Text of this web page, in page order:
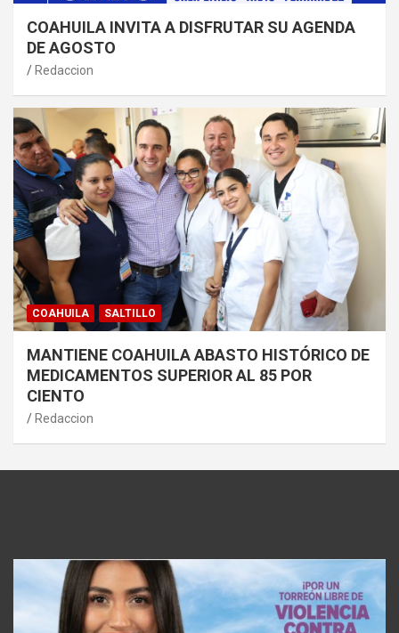
COAHUILA INVITA A DISFRUTAR SU AGENDA
DE AGOSTO
Redaccion
COAHUILA SALTILLO
MANTIENE COAHUILA ABASTO HISTÓRICO DE
MEDICAMENTOS SUPERIOR AL 85 POR
CIENTO
Redaccion